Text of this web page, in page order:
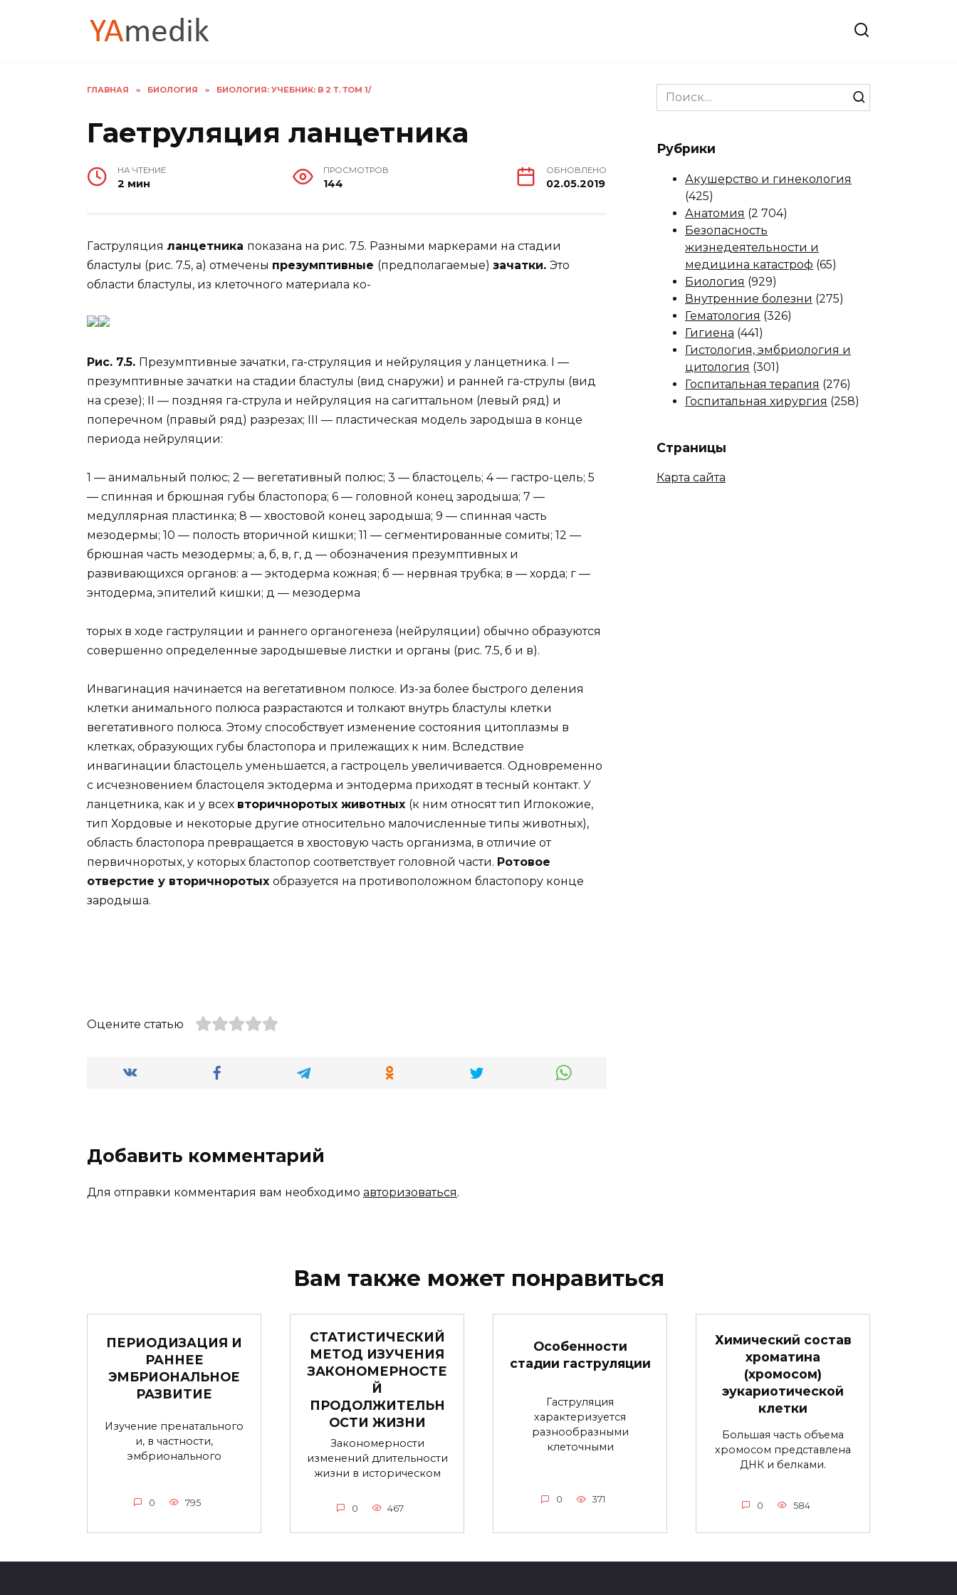
ГЛАВНАЯ » БИОЛОГИЯ » БИОЛОГИЯ: УЧЕБНИК: В 2 Т. ТОМ 1/
Гаетруляция ланцетника
НА ЧТЕНИЕ
2 мин
ПРОСМОТРОВ
144
ОБНОВЛЕНО
02.05.2019
Гаструляция ланцетника показана на рис. 7.5. Разными маркерами на стадии
бластулы (рис. 7.5, а) отмечены презумптивные (предполагаемые) зачатки. Это
области бластулы, из клеточного материала ко-
Рис. 7.5. Презумптивные зачатки, га-струляция и нейруляция у ланцетника. I —
презумптивные зачатки на стадии бластулы (вид снаружи) и ранней га-струлы (вид
на срезе); II — поздняя га-струла и нейруляция на сагиттальном (левый ряд) и
поперечном (правый ряд) разрезах; III — пластическая модель зародыша в конце
периода нейруляции:
1 — анимальный полюс; 2 — вегетативный полюс; 3 — бластоцель; 4 — гастро-цель; 5
— спинная и брюшная губы бластопора; 6 — головной конец зародыша; 7 —
медуллярная пластинка; 8 — хвостовой конец зародыша; 9 — спинная часть
мезодермы; 10 — полость вторичной кишки; 11 — сегментированные сомиты; 12 —
брюшная часть мезодермы; а, б, в, г, д — обозначения презумптивных и
развивающихся органов: а — эктодерма кожная; б — нервная трубка; в — хорда; г —
энтодерма, эпителий кишки; д — мезодерма
торых в ходе гаструляции и раннего органогенеза (нейруляции) обычно образуются
совершенно определенные зародышевые листки и органы (рис. 7.5, б и в).
Инвагинация начинается на вегетативном полюсе. Из-за более быстрого деления
клетки анимального полюса разрастаются и толкают внутрь бластулы клетки
вегетативного полюса. Этому способствует изменение состояния цитоплазмы в
клетках, образующих губы бластопора и прилежащих к ним. Вследствие
инвагинации бластоцель уменьшается, а гастроцель увеличивается. Одновременно
с исчезновением бластоцеля эктодерма и энтодерма приходят в тесный контакт. У
ланцетника, как и у всех вторичноротых животных (к ним относят тип Иглокожие,
тип Хордовые и некоторые другие относительно малочисленные типы животных),
область бластопора превращается в хвостовую часть организма, в отличие от
первичноротых, у которых бластопор соответствует головной части. Ротовое
отверстие у вторичноротых образуется на противоположном бластопору конце
зародыша.
Оцените статью
Добавить комментарий
Для отправки комментария вам необходимо авторизоваться.
Search
for:
Рубрики
Акушерство и гинекология
(425)
Анатомия (2 704)
Безопасность
жизнедеятельности и
медицина катастроф (65)
Биология (929)
Внутренние болезни (275)
Гематология (326)
Гигиена (441)
Гистология, эмбриология и
цитология (301)
Госпитальная терапия (276)
Госпитальная хирургия (258)
Страницы
Карта сайта
Вам также может понравиться
ПЕРИОДИЗАЦИЯ И
РАННЕЕ
ЭМБРИОНАЛЬНОЕ
РАЗВИТИЕ
Изучение пренатального
и, в частности,
эмбрионального
0 795
СТАТИСТИЧЕСКИЙ
МЕТОД ИЗУЧЕНИЯ
ЗАКОНОМЕРНОСТЕ
Й
ПРОДОЛЖИТЕЛЬН
ОСТИ ЖИЗНИ
Закономерности
изменений длительности
жизни в историческом
0 467
Особенности
стадии гаструляции
Гаструляция
характеризуется
разнообразными
клеточными
0 371
Химический состав
хроматина
(хромосом)
эукариотической
клетки
Большая часть объема
хромосом представлена
ДНК и белками.
0 584